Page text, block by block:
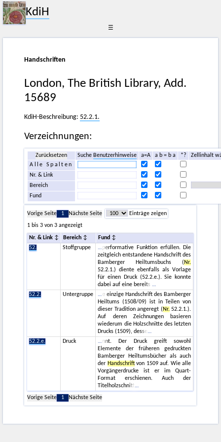
KdiH
☰
Handschriften
London, The British Library, Add.
15689
KdiH-Beschreibung: 52.2.1.
Verzeichnungen:
Zurücksetzen Suche Benutzerhinweise a=A a b = b a *?
Zellinhalt
Alle Spalten
Nr. & Link
Bereich
Fund
Vorige Seite 1 Nächste Seite
Einträge zeigen
1 bis 3 von 3 angezeigt
Nr. & Link Bereich
Fund
52.
Stoffgruppe
performative Funktion erfüllen. Die
zeitgleich entstandene Handschrift des
Bamberger Heiltumsbuchs (Nr.
52.2.1.) diente ebenfalls als Vorlage
für einen Druck (52.2.e.). Sie konnte
dabei auf eine bereits
52.2.
Untergruppe
e einzige Handschrift des Bamberger
Heiltums (1508/09) ist in Teilen von
dieser Tradition angeregt (Nr.52.2.1.).
Auf deren Zeichnungen basieren
wiederum die Holzschnitte des letzten
Drucks (1509), desse
52.2.e.
Druck
nnt. Der Druck greift sowohl
Elemente der früheren gedruckten
Bamberger Heiltumsbücher als auch
der Handschriftvon 1509 auf. Wie alle
Vorgängerdrucke ist er im Quart-
Format erschienen. Auch der
Titelholzschnitt
Vorige Seite
1 Nächste Seite